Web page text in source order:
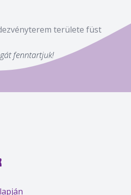
területe füst
fenntartjuk!